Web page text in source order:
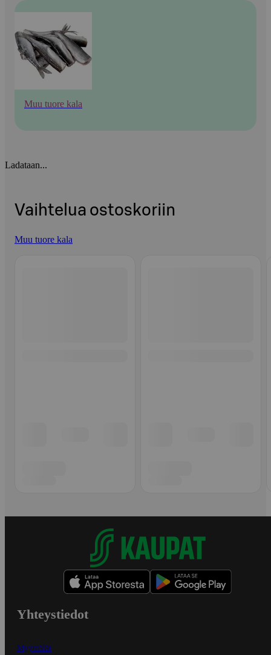
Muu tuore kala
Ladataan...
Vaihtelua ostoskoriin
Muu tuore kala
Yhteystiedot
Myymälät